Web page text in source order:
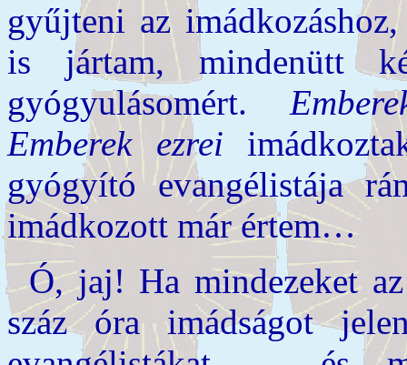
gyűjteni az
is jártam, mindenütt
gyógyulásomért.
Emberek ezrei
gyógyító evangélistája
imádkozott már értem…
Ó, jaj! Ha mindezeket
száz óra imádságot